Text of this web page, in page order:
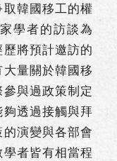
韓國移工的權
學者的訪談為
將預計邀訪的
量關於韓國移
與過政策制定
透過接觸與拜
演變與各部會
者皆有相當程